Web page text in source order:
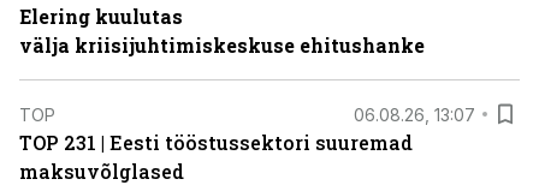
Elering kuulutas
välja kriisijuhtimiskeskuse ehitushanke
TOP 06.08.26, 13:07
TOP 231 | Eesti tööstussektori suuremad
maksuvõlglased